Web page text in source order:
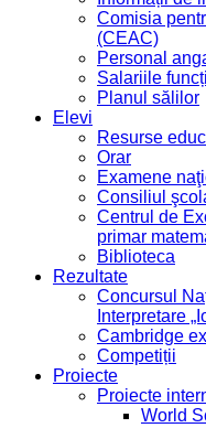
Comisia
(CEAC)
Personal
Salariile
Planul sălilor
Elevi
Resurse
Orar
Examene
Consiliul
Centrul de
primar
Biblioteca
Rezultate
Concursul
Interpretare
Cambridge
Competiții
Proiecte
Proiecte
World